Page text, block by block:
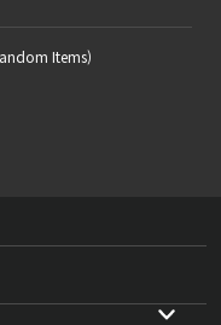
Items)